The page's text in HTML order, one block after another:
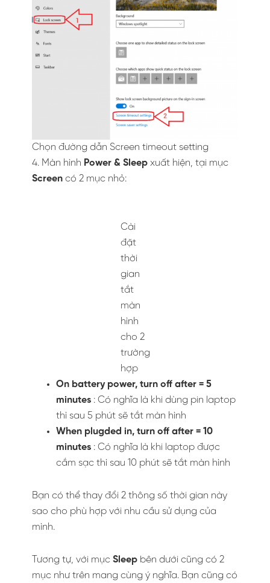
Chọn đường dẫn Screen timeout setting
4. Màn hình Power & Sleep xuất hiện, tại mục
Screen có 2 mục nhỏ:
Cài
đặt
thời
gian
tắt
màn
hình
cho 2
trường
hợp
On battery power, turn off after = 5
minutes : Có nghĩa là khi dùng pin laptop
thì sau 5 phút sẽ tắt màn hình
When plugded in, turn off after = 10
minutes : Có nghĩa là khi laptop được
cắm sạc thì sau 10 phút sẽ tắt màn hình
Bạn có thể thay đổi 2 thông số thời gian này
sao cho phù hợp với nhu cầu sử dụng của
mình.
Tương tự, với mục Sleep bên dưới cũng có 2
mục như trên mang cùng ý nghĩa. Bạn cũng có